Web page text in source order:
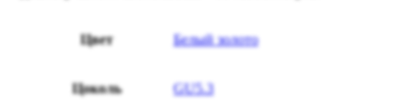
Цвет Белый золото
Цоколь GU5.3